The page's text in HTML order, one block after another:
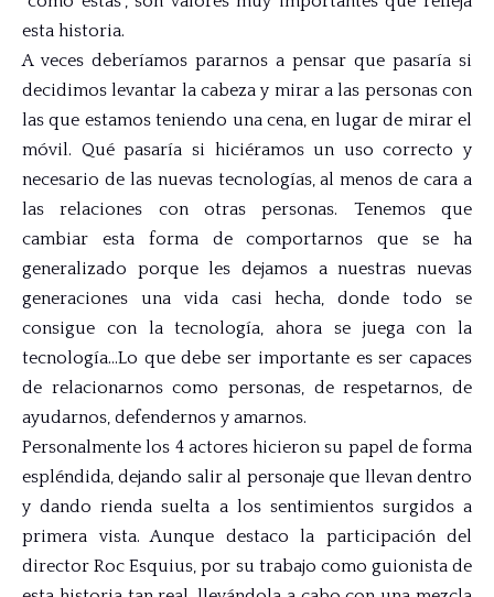
esta historia.
A veces deberíamos pararnos a pensar que pasaría si
decidimos levantar la cabeza y mirar a las personas con
las que estamos teniendo una cena, en lugar de mirar el
móvil. Qué pasaría si hiciéramos un uso correcto y
necesario de las nuevas tecnologías, al menos de cara a
las relaciones con otras personas. Tenemos que
cambiar esta forma de comportarnos que se ha
generalizado porque les dejamos a nuestras nuevas
generaciones una vida casi hecha, donde todo se
consigue con la tecnología, ahora se juega con la
tecnología…Lo que debe ser importante es ser capaces
de relacionarnos como personas, de respetarnos, de
ayudarnos, defendernos y amarnos.
Personalmente los 4 actores hicieron su papel de forma
espléndida, dejando salir al personaje que llevan dentro
y dando rienda suelta a los sentimientos surgidos a
primera vista. Aunque destaco la participación del
director Roc Esquius, por su trabajo como guionista de